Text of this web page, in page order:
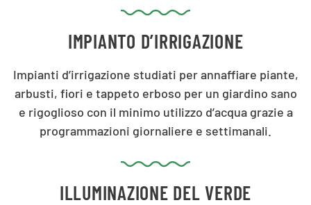
IMPIANTO D’IRRIGAZIONE
Impianti d’irrigazione studiati per annaffiare piante,
arbusti, fiori e tappeto erboso per un giardino sano
e rigoglioso con il minimo utilizzo d’acqua grazie a
programmazioni giornaliere e settimanali.
ILLUMINAZIONE DEL VERDE